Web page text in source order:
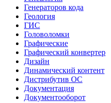
Генераторов кода
Геология
ГИС
Головоломки
Графические
Графический конвертер
Дизайн
Динамический контент
Дистрибутив ОС
Документация
Документооборот